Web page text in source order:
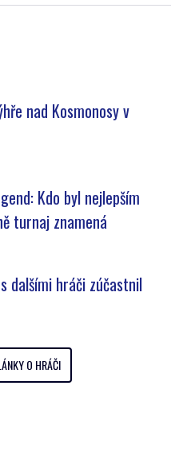
nad Kosmonosy v
Kdo byl nejlepším
turnaj znamená
dalšími hráči zúčastnil
O HRÁČI